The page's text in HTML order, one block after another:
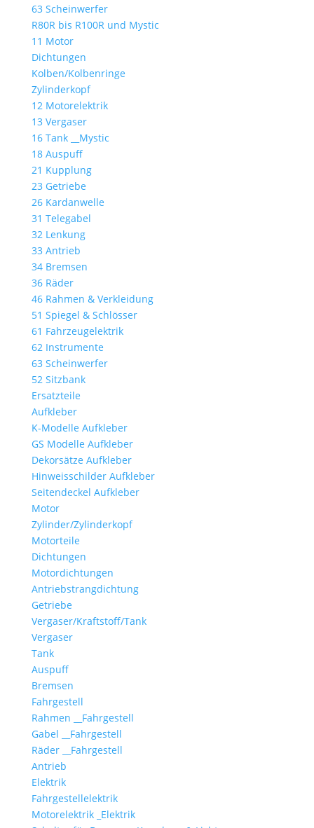
63 Scheinwerfer
R80R bis R100R und Mystic
11 Motor
Dichtungen
Kolben/Kolbenringe
Zylinderkopf
12 Motorelektrik
13 Vergaser
16 Tank __Mystic
18 Auspuff
21 Kupplung
23 Getriebe
26 Kardanwelle
31 Telegabel
32 Lenkung
33 Antrieb
34 Bremsen
36 Räder
46 Rahmen & Verkleidung
51 Spiegel & Schlösser
61 Fahrzeugelektrik
62 Instrumente
63 Scheinwerfer
52 Sitzbank
Ersatzteile
Aufkleber
K-Modelle Aufkleber
GS Modelle Aufkleber
Dekorsätze Aufkleber
Hinweisschilder Aufkleber
Seitendeckel Aufkleber
Motor
Zylinder/Zylinderkopf
Motorteile
Dichtungen
Motordichtungen
Antriebstrangdichtung
Getriebe
Vergaser/Kraftstoff/Tank
Vergaser
Tank
Auspuff
Bremsen
Fahrgestell
Rahmen __Fahrgestell
Gabel __Fahrgestell
Räder __Fahrgestell
Antrieb
Elektrik
Fahrgestellelektrik
Motorelektrik _Elektrik